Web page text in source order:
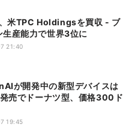
米TPC Holdingsを買収 - ブ
生産能力で世界3位に
21:40
売でドーナツ型、価格300ド
19:45